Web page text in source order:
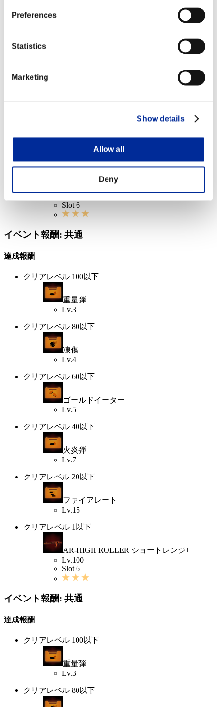
Preferences
Statistics
Marketing
Show details
Allow all
Deny
クリアレベル 60以下
ファイアレート
クリアレベル 1以下
AR-HIGH ROLLER ショートレンジ+
Slot 6
イベント報酬: 共通
達成報酬
クリアレベル 100以下
重量弾
Lv.3
クリアレベル 80以下
凍傷
Lv.4
クリアレベル 60以下
ゴールドイーター
Lv.5
クリアレベル 40以下
火炎弾
Lv.7
クリアレベル 20以下
ファイアレート
Lv.15
クリアレベル 1以下
AR-HIGH ROLLER ショートレンジ+
Lv.100
Slot 6
イベント報酬: 共通
達成報酬
クリアレベル 100以下
重量弾
Lv.3
クリアレベル 80以下